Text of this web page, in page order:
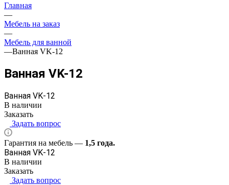
Главная
—
Мебель на заказ
—
Мебель для ванной
—Ванная VK-12
Ванная VK-12
Ванная VK-12
В наличии
Заказать
Задать вопрос
Гарантия на мебель — 1,5 года.
Ванная VK-12
В наличии
Заказать
Задать вопрос